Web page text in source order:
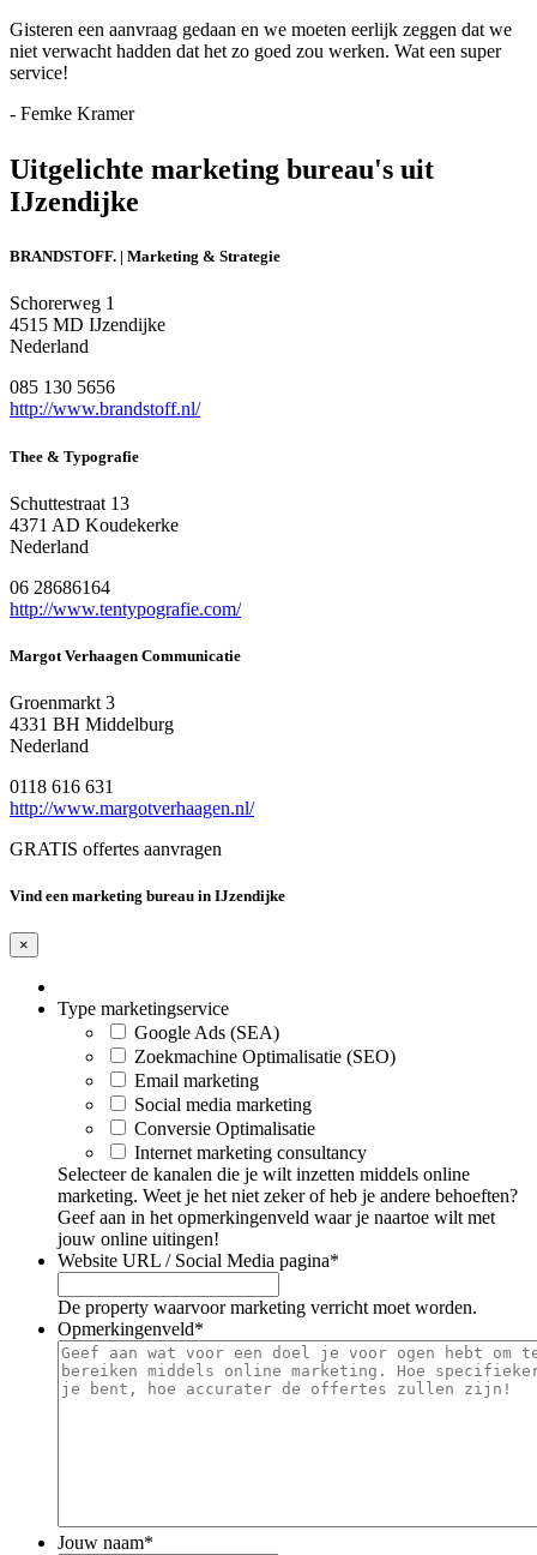
Gisteren een aanvraag gedaan en we moeten eerlijk zeggen dat we
niet verwacht hadden dat het zo goed zou werken. Wat een super
service!
- Femke Kramer
Uitgelichte marketing bureau's uit
IJzendijke
BRANDSTOFF. | Marketing & Strategie
Schorerweg 1
4515 MD IJzendijke
Nederland
085 130 5656
http://www.brandstoff.nl/
Thee & Typografie
Schuttestraat 13
4371 AD Koudekerke
Nederland
06 28686164
http://www.tentypografie.com/
Margot Verhaagen Communicatie
Groenmarkt 3
4331 BH Middelburg
Nederland
0118 616 631
http://www.margotverhaagen.nl/
GRATIS offertes aanvragen
Vind een marketing bureau in IJzendijke
×
Type marketingservice
Google Ads (SEA)
Zoekmachine Optimalisatie (SEO)
Email marketing
Social media marketing
Conversie Optimalisatie
Internet marketing consultancy
Selecteer de kanalen die je wilt inzetten middels online
marketing. Weet je het niet zeker of heb je andere behoeften?
Geef aan in het opmerkingenveld waar je naartoe wilt met
jouw online uitingen!
Website URL / Social Media pagina*
De property waarvoor marketing verricht moet worden.
Opmerkingenveld*
Jouw naam*